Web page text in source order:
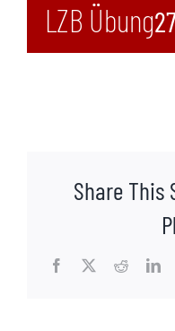
LZB Übung
Share This
Facebook
X Reddit